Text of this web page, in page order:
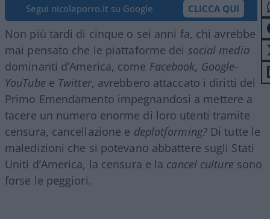
Segui nicolaporro.it su Google CLICCA QUI
Non più tardi di cinque o sei anni fa, chi avrebbe
mai pensato che le piattaforme dei social media
dominanti d’America, come Facebook, Google-
YouTube e Twitter, avrebbero attaccato i diritti del
Primo Emendamento impegnandosi a mettere a
tacere un numero enorme di loro utenti tramite
censura, cancellazione e deplatforming?Di tutte le
maledizioni che si potevano abbattere sugli Stati
Uniti d’America, la censura e la cancel culture sono
forse le peggiori.